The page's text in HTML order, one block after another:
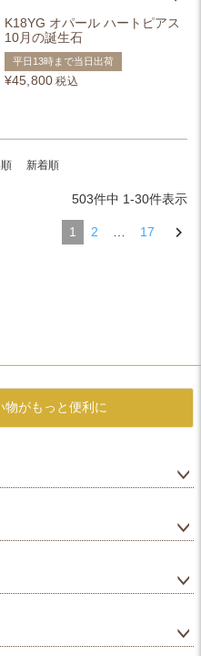
K18YG オパール ハートピアス
10月の誕生石
平日13時まで当日出荷
¥45,800 税込
新着順
503件中 1-30件表示
1 2 17
物がもっと便利に